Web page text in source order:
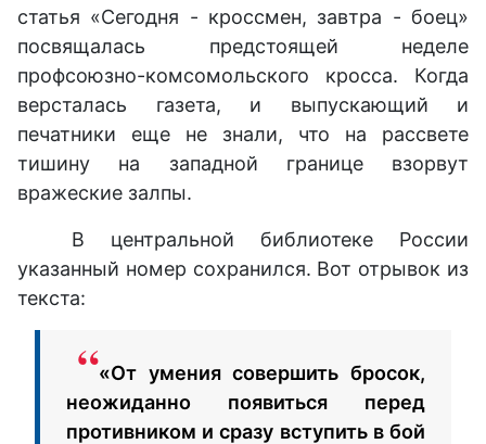
статья «Сегодня - кроссмен, завтра - боец»
посвящалась предстоящей неделе
профсоюзно-комсомольского кросса. Когда
версталась газета, и выпускающий и
печатники еще не знали, что на рассвете
тишину на западной границе взорвут
вражеские залпы.
В центральной библиотеке России
указанный номер сохранился. Вот отрывок из
текста:
«От умения совершить бросок,
неожиданно появиться перед
противником и сразу вступить в бой